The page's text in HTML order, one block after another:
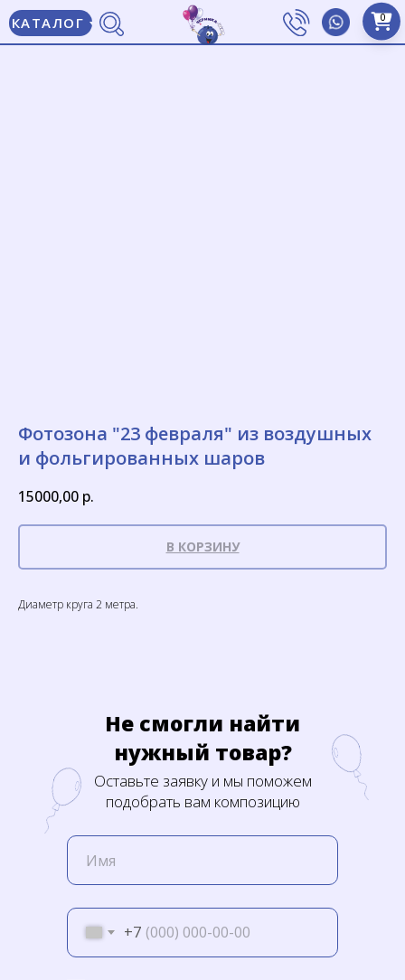
0
КАТАЛОГ
Фотозона "23 февраля" из воздушных
и фольгированных шаров
15000,00 р.
В КОРЗИНУ
Диаметр круга 2 метра.
+7
Не смогли найти
нужный товар?
Оставьте заявку и мы поможем
подобрать вам композицию